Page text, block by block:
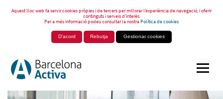
Aquest lloc web fa servir cookies pròpies i de tercers per millorar l’experiència de navegació, i oferir
continguts i serveis d’interès.
Per a més informació podeu consultar la nostraPolítica de cookies
D'acord Rebutja Gestionar cookies